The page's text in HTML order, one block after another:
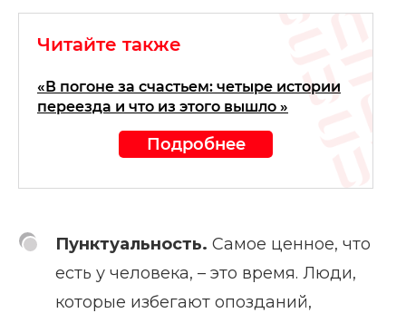
Читайте также
«В погоне за счастьем: четыре истории
переезда и что из этого вышло »
Подробнее
Пунктуальность. Самое ценное, что
есть у человека, – это время. Люди,
которые избегают опозданий,